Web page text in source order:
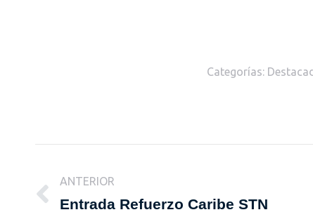
Categorías:
entre
ANTERIOR
Publicación
Entrada Refuerzo Caribe STN